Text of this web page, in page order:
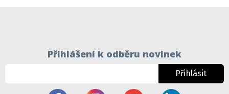
Přihlášení k odběru novinek
Přihlásit